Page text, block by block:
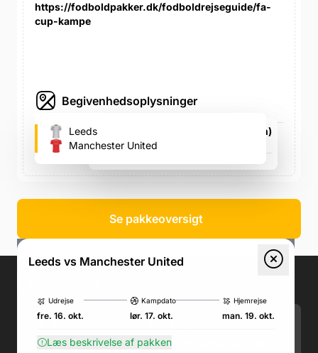
https://fodboldpakker.dk/fodboldrejseguide/fa-
cup-kampe
Begivenhedsoplysninger
Elland Road (Leed's fodboldstadion)
Elland Road, Elland Road
Leeds
Manchester United
Se pakkeoversigt
Leeds vs Manchester United
Udrejse
fre. 16. okt.
Kampdato
lør. 17. okt.
Hjemrejse
man. 19. okt.
Læs beskrivelse af pakken
Email:kundeservice@fodboldpakker.dk